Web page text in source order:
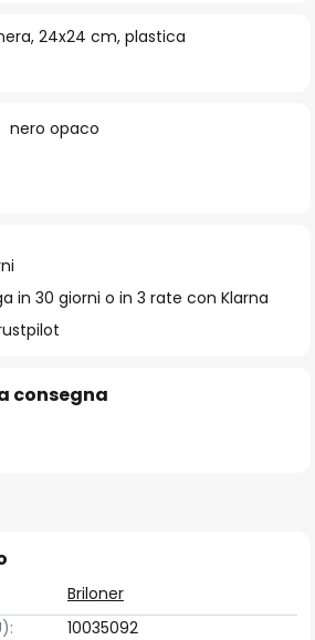
24x24 cm, plastica
nero opaco
in 30 giorni o in 3 rate con Klarna
consegna
Briloner
10035092